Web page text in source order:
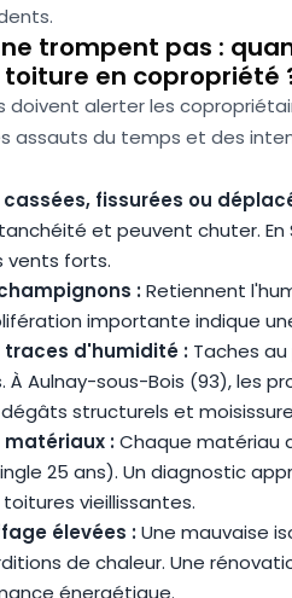
ne trompent pas :
en copropriété
doivent alerter les
assauts du temps et des
fissurées ou
et peuvent chuter. En
vents forts.
:Retiennent
importante indique
d'humidité :Taches au
À Aulnay-sous-Bois (93), les
structurels et
:Chaque matériau
25 ans). Un diagnostic
vieillissantes.
élevées :Une mauvaise
de chaleur. Une
énergétique.